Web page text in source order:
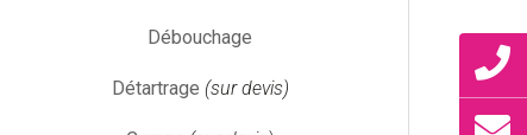
Débouchage
Détartrage (sur devis)